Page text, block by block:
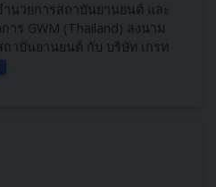
นวยการสถา​บันยานยนต์​ และ
าร GWM (Thailand) ลงนาม
าบันยานยนต์ ​กับ บริษัท เกรท